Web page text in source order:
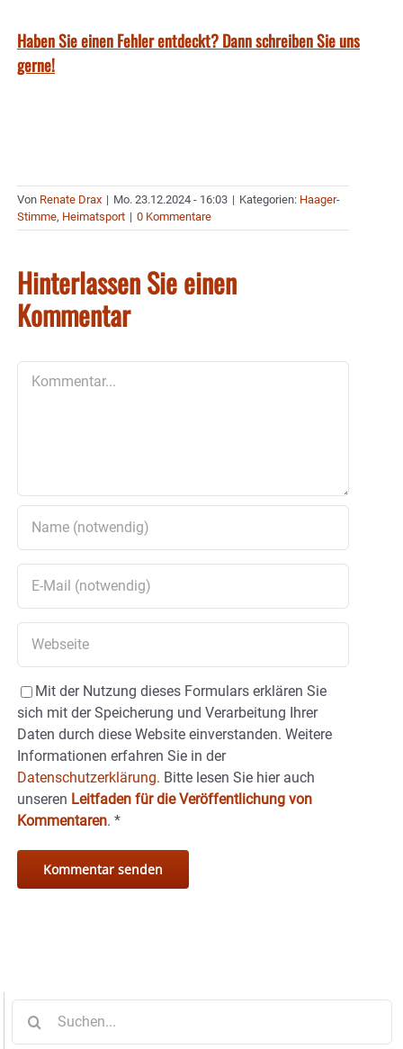
Haben Sie einen Fehler entdeckt? Dann schreiben Sie uns
gerne!
Von Renate Drax | Mo. 23.12.2024 - 16:03 | Kategorien: Haager-
Stimme, Heimatsport | 0 Kommentare
Hinterlassen Sie einen
Kommentar
Mit der Nutzung dieses Formulars erklären Sie
sich mit der Speicherung und Verarbeitung Ihrer
Daten durch diese Website einverstanden. Weitere
Informationen erfahren Sie in der
Datenschutzerklärung. Bitte lesen Sie hier auch
unseren Leitfaden für die Veröffentlichung von
Kommentaren. *
nach: